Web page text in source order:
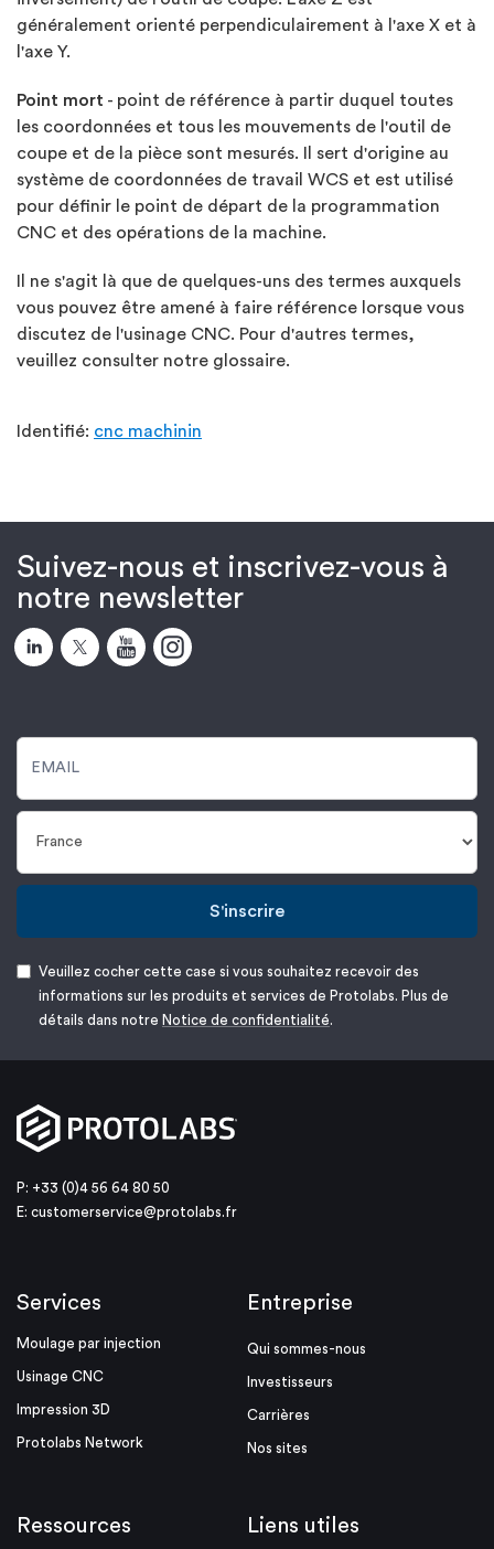
généralement orienté perpendiculairement à l'axe X et à
l'axe Y.
Point mort - point de référence à partir duquel toutes
les coordonnées et tous les mouvements de l'outil de
coupe et de la pièce sont mesurés. Il sert d'origine au
système de coordonnées de travail WCS et est utilisé
pour définir le point de départ de la programmation
CNC et des opérations de la machine.
Il ne s'agit là que de quelques-uns des termes auxquels
vous pouvez être amené à faire référence lorsque vous
discutez de l'usinage CNC. Pour d'autres termes,
veuillez consulter notre glossaire.
Identifié: cnc machinin
Suivez-nous et inscrivez-vous à
notre newsletter
S'inscrire
Veuillez cocher cette case si vous souhaitez recevoir des
informations sur les produits et services de Protolabs. Plus de
détails dans notre Notice de confidentialité
P: +33 (0)4 56 64 80 50
E: customerservice@protolabs.fr
Services
Moulage par injection
Usinage CNC
Impression 3D
Protolabs Network
Entreprise
Qui sommes-nous
Investisseurs
Carrières
Nos sites
Ressources Liens utiles